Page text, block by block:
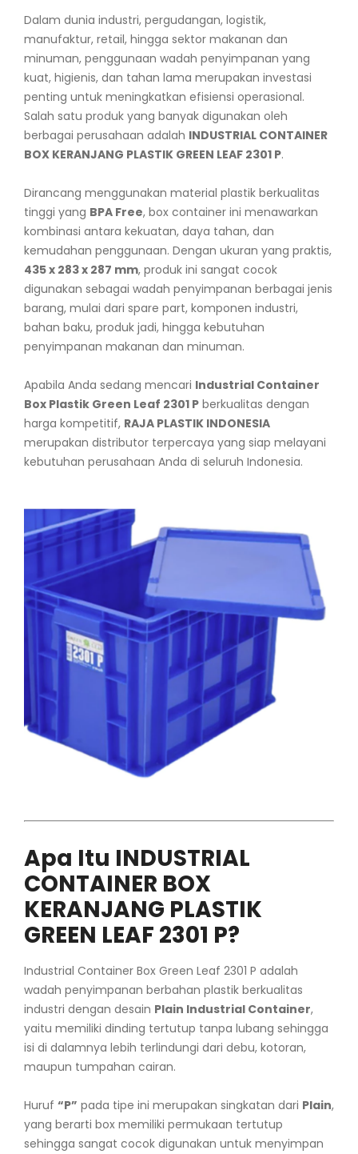
Dalam dunia industri, pergudangan, logistik,
manufaktur, retail, hingga sektor makanan dan
minuman, penggunaan wadah penyimpanan yang
kuat, higienis, dan tahan lama merupakan investasi
penting untuk meningkatkan efisiensi operasional.
Salah satu produk yang banyak digunakan oleh
berbagai perusahaan adalah INDUSTRIAL CONTAINER
BOX KERANJANG PLASTIK GREEN LEAF 2301 P.
Dirancang menggunakan material plastik berkualitas
tinggi yang BPA Free, box container ini menawarkan
kombinasi antara kekuatan, daya tahan, dan
kemudahan penggunaan. Dengan ukuran yang praktis,
435 x 283 x 287 mm, produk ini sangat cocok
digunakan sebagai wadah penyimpanan berbagai jenis
barang, mulai dari spare part, komponen industri,
bahan baku, produk jadi, hingga kebutuhan
penyimpanan makanan dan minuman.
Apabila Anda sedang mencari Industrial Container
Box Plastik Green Leaf 2301 P berkualitas dengan
harga kompetitif, RAJA PLASTIK INDONESIA
merupakan distributor terpercaya yang siap melayani
kebutuhan perusahaan Anda di seluruh Indonesia.
Apa Itu INDUSTRIAL
CONTAINER BOX
KERANJANG PLASTIK
GREEN LEAF 2301 P?
Industrial Container Box Green Leaf 2301 P adalah
wadah penyimpanan berbahan plastik berkualitas
industri dengan desain Plain Industrial Container,
yaitu memiliki dinding tertutup tanpa lubang sehingga
isi di dalamnya lebih terlindungi dari debu, kotoran,
maupun tumpahan cairan.
Huruf “P” pada tipe ini merupakan singkatan dari Plain,
yang berarti box memiliki permukaan tertutup
sehingga sangat cocok digunakan untuk menyimpan